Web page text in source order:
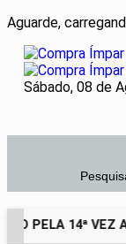
Aguarde,
Sábado, 08 de
PELA 14ª VEZ